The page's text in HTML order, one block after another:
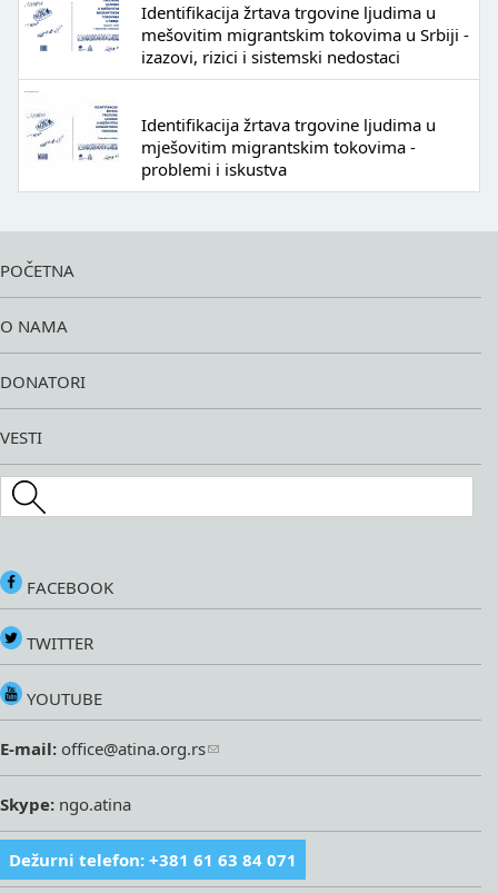
Identifikacija žrtava trgovine ljudima u
mešovitim migrantskim tokovima u Srbiji -
izazovi, rizici i sistemski nedostaci
Identifikacija žrtava trgovine ljudima u
mješovitim migrantskim tokovima -
problemi i iskustva
POČETNA
O NAMA
DONATORI
VESTI
Search this site
FACEBOOK
TWITTER
YOUTUBE
E-mail: office@atina.org.rs
Skype: ngo.atina
Dežurni telefon: +381 61 63 84 071